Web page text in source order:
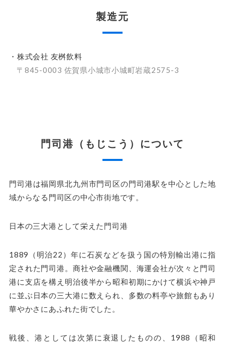
製造元
・株式会社 友桝飲料
〒845-0003 佐賀県小城市小城町岩蔵2575-3
門司港（もじこう）について
門司港は福岡県北九州市門司区の門司港駅を中心とした地
域からなる門司区の中心市街地です。
日本の三大港として栄えた門司港
1889（明治22）年に石炭などを扱う国の特別輸出港に指
定された門司港。商社や金融機関、海運会社が次々と門司
港に支店を構え明治後半から昭和初期にかけて横浜や神戸
に並ぶ日本の三大港に数えられ、多数の料亭や旅館もあり
華やかさにあふれた街でした。
戦後、港としては次第に衰退したものの、1988（昭和